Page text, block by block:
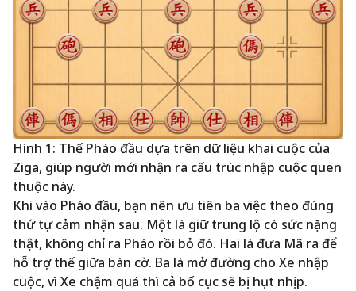
Hình 1: Thế Pháo đầu dựa trên dữ liệu khai cuộc của
Ziga, giúp người mới nhận ra cấu trúc nhập cuộc quen
thuộc này.
Khi vào Pháo đầu, bạn nên ưu tiên ba việc theo đúng
thứ tự cảm nhận sau. Một là giữ trung lộ có sức nặng
thật, không chỉ ra Pháo rồi bỏ đó. Hai là đưa Mã ra để
hỗ trợ thế giữa bàn cờ. Ba là mở đường cho Xe nhập
cuộc, vì Xe chậm quá thì cả bố cục sẽ bị hụt nhịp.